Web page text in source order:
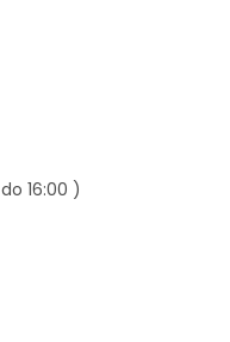
16:00 )